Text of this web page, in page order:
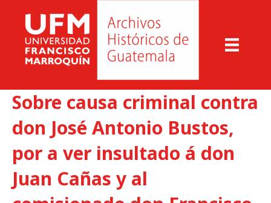
Sobre causa criminal contra
don José Antonio Bustos,
por a ver insultado á don
Juan Cañas y al